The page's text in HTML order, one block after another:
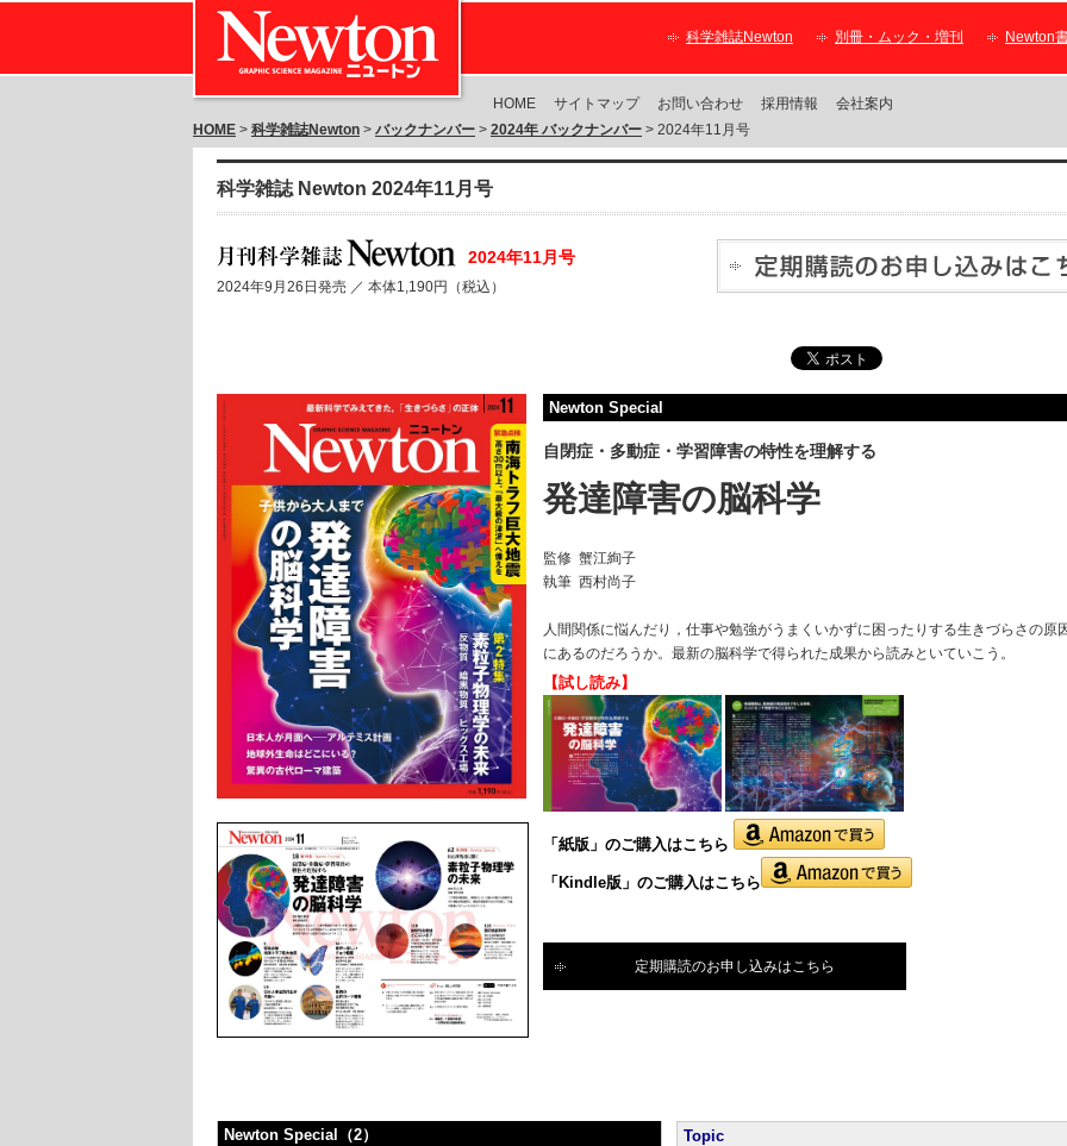
科学雑誌Newton 別冊・ムック・増刊 Newton
HOME サイトマップ お問い合わせ 採用情報
会社案内
HOME > 科学雑誌Newton > バックナンバー > 2024年 バックナンバー > 2024年11月号
科学雑誌 Newton 2024年11月号
2024年11月号
2024年9月26日発売 ／ 本体1,190円（税込）
Newton Special
自閉症・多動症・学習障害の特性を理解する
発達障害の脳科学
監修 蟹江絢子
執筆 西村尚子
人間関係に悩んだり，仕事や勉強がうまくいかずに困ったりする生きづらさの原
にあるのだろうか。最新の脳科学で得られた成果から読みといていこう。
【試し読み】
「紙版」のご購入はこちら
「Kindle版」のご購入はこちら
定期購読のお申し込みはこちら
Newton Special（2） Topic